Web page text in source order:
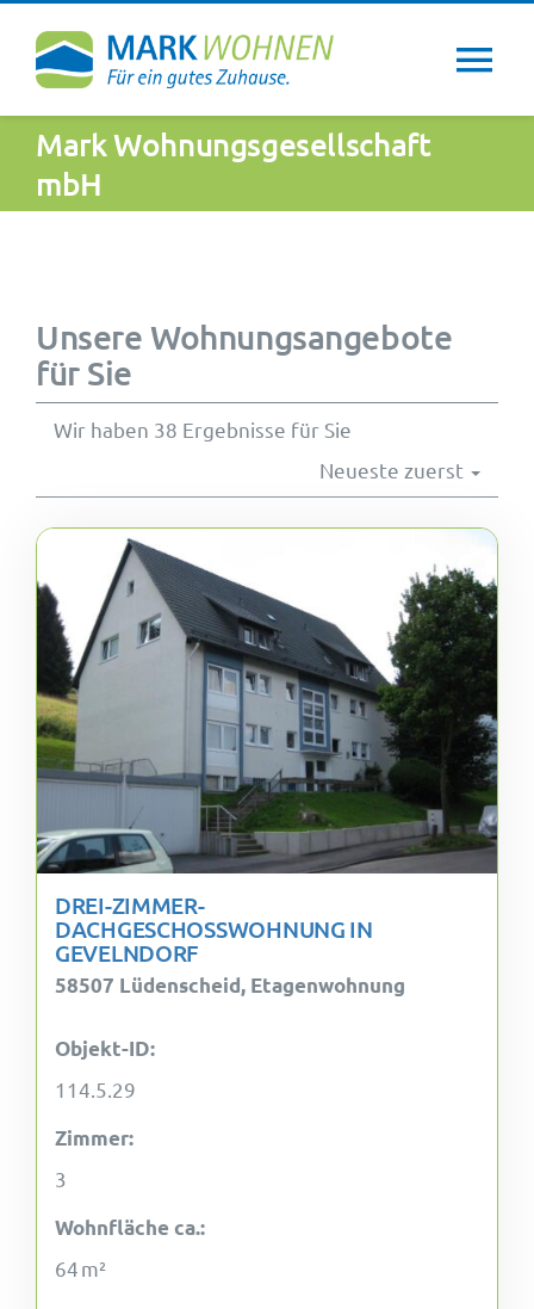
Inhalt
Über uns
Newsletter
Kontakt
Mark Wohnungsgesellschaft
mbH
Unsere Wohnungsangebote
für Sie
Wir haben 38 Ergebnisse für Sie
Neueste zuerst
DREI-ZIMMER-
DACHGESCHOSSWOHNUNG IN
GEVELNDORF
58507 Lüdenscheid, Etagenwohnung
Objekt-ID:
114.5.29
Zimmer:
3
Wohnfläche ca.:
64 m²